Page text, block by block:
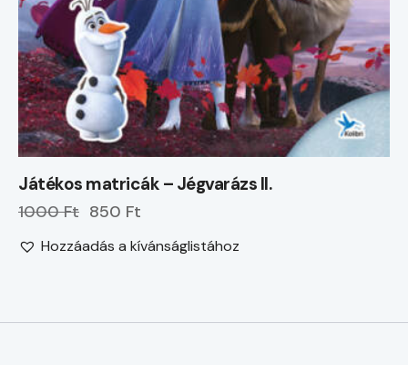
Játékos matricák – Jégvarázs II.
1000 Ft 850 Ft
Hozzáadás a kívánságlistához